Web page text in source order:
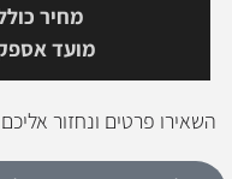
מחיר
מועד
השאירו פרטים ונחזור